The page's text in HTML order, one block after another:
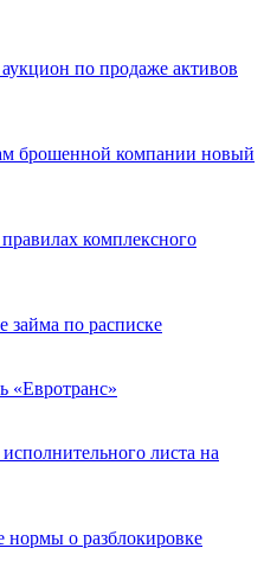
по продаже активов
брошенной компании новый
комплексного
займа по расписке
«Евротранс»
листа на
о разблокировке